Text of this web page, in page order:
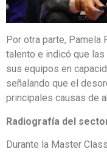
Por otra parte, Pamela
talento e indicó que
sus equipos en
señalando que el
principales causas de
Radiografía del
Durante la Master